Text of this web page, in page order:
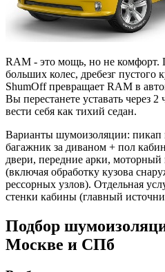
RAM - это мощь, но не комфорт.
больших колес, дребезг пустого
ShumOff превращает RAM в
Вы перестанете уставать через 2
вести себя как тихий седан.
Варианты шумоизоляции: пикап
багажник за диваном + пол
двери, передние арки,
(включая обработку кузова
рессорных узлов). Отдельная
стенки кабины (главный
Подбор
Москве и СПб